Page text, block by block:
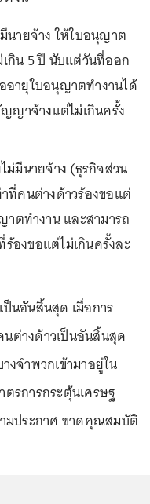
นายจ้าง ให้ใบอนุญาต
กิน 5 ปี นับแต่วันที่ออก
ายุใบอนุญาตทำงานได้
ญาจ้างแต่ไม่เกินครั้ง
มีนายจ้าง (ธุรกิจส่วน
ที่คนต่างด้าวร้องขอแต่
ตทำงาน และสามารถ
องขอแต่ไม่เกินครั้งละ
นอันสิ้นสุด เมื่อการ
ต่างด้าวเป็นอันสิ้นสุด
งจำพวกเข้ามาอยู่ใน
รการกระตุ้นเศรษฐ
มประกาศ ขาดคุณสมบัติ